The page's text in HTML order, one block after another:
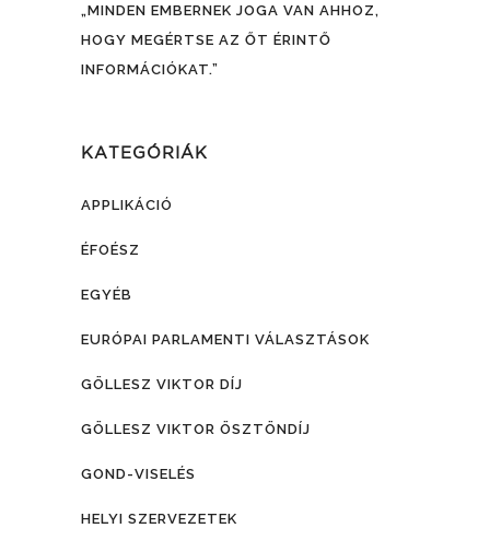
„MINDEN EMBERNEK JOGA VAN AHHOZ,
HOGY MEGÉRTSE AZ ŐT ÉRINTŐ
INFORMÁCIÓKAT.”
KATEGÓRIÁK
APPLIKÁCIÓ
ÉFOÉSZ
EGYÉB
EURÓPAI PARLAMENTI VÁLASZTÁSOK
GÖLLESZ VIKTOR DÍJ
GÖLLESZ VIKTOR ÖSZTÖNDÍJ
GOND-VISELÉS
HELYI SZERVEZETEK